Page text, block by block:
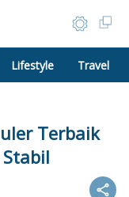
Lifestyle Travel
Terbaik